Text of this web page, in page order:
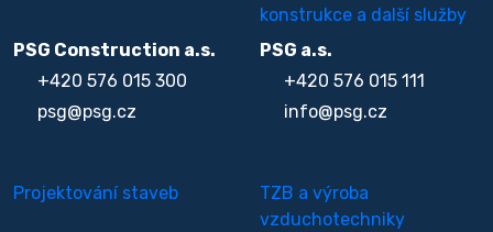
PSG Construction a.s.
+420 576 015 300
psg@psg.cz
konstrukce a další služby
PSG a.s.
+420 576 015 111
info@psg.cz
Projektování staveb
TZB a výroba
vzduchotechniky